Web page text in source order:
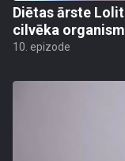
Diētas ārste
cilvēka
10. epizode